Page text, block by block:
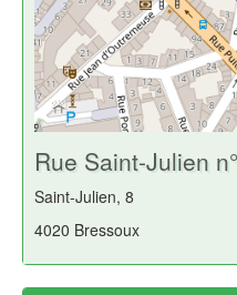
Rue Saint-Julien
Saint-Julien, 8
4020 Bressoux